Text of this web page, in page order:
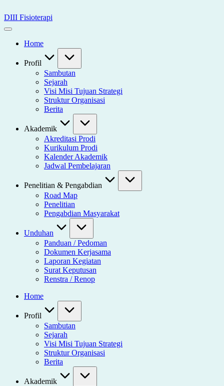
to
content
DIII Fisioterapi
Universitas
HusadaHome
Profil
Sambutan
Sejarah
Visi Misi Tujuan Strategi
Struktur Organisasi
Berita
Akademik
Akreditasi Prodi
Kurikulum Prodi
Kalender Akademik
Jadwal Pembelajaran
Penelitian & Pengabdian
Road Map
Penelitian
Pengabdian Masyarakat
Unduhan
Panduan / Pedoman
Dokumen Kerjasama
Laporan Kegiatan
Surat Keputusan
Renstra / Renop
Home
Profil
Sambutan
Sejarah
Visi Misi Tujuan Strategi
Struktur Organisasi
Berita
Akademik